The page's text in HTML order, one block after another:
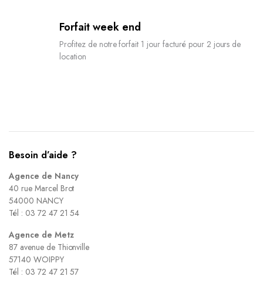
Forfait week end
Profitez de notre forfait 1 jour facturé pour 2 jours de
location
Besoin d’aide ?
Agence de Nancy
40 rue Marcel Brot
54000 NANCY
Tél : 03 72 47 21 54
Agence de Metz
87 avenue de Thionville
57140 WOIPPY
Tél : 03 72 47 21 57